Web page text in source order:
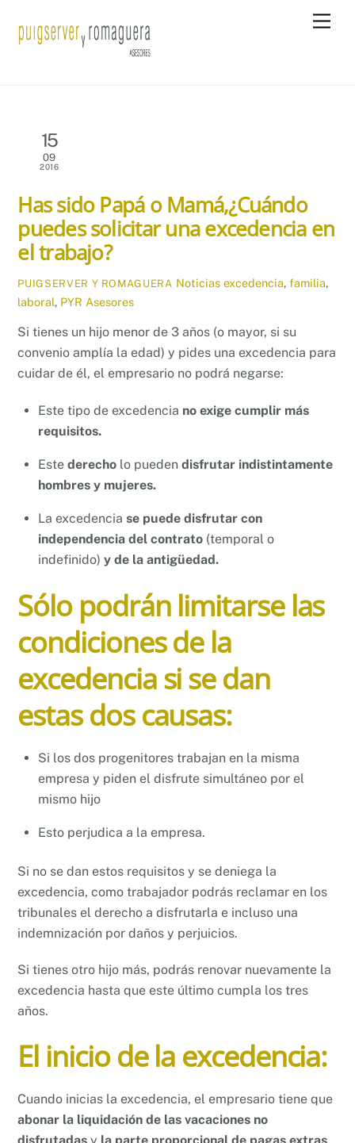
15
09
2016
Has sido Papá o Mamá,¿Cuándo
puedes solicitar una excedencia en
el trabajo?
PUIGSERVER Y ROMAGUERA Noticias excedencia, familia,
laboral, PYR Asesores
Si tienes un hijo menor de 3 años (o mayor, si su
convenio amplía la edad) y pides una excedencia para
cuidar de él, el empresario no podrá negarse:
Este tipo de excedencia no exige cumplir más
requisitos.
Este derecho lo pueden disfrutar indistintamente
hombres y mujeres.
La excedencia se puede disfrutar con
independencia del contrato (temporal o
indefinido) y de la antigüedad.
Sólo podrán limitarse las
condiciones de la
excedencia si se dan
estas dos causas:
Si los dos progenitores trabajan en la misma
empresa y piden el disfrute simultáneo por el
mismo hijo
Esto perjudica a la empresa.
Si no se dan estos requisitos y se deniega la
excedencia, como trabajador podrás reclamar en los
tribunales el derecho a disfrutarla e incluso una
indemnización por daños y perjuicios.
Si tienes otro hijo más, podrás renovar nuevamente la
excedencia hasta que este último cumpla los tres
años.
El inicio de la excedencia:
Cuando inicias la excedencia, el empresario tiene que
abonar la liquidación de las vacaciones no